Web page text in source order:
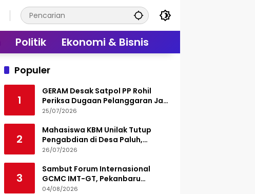
Politik Ekonomi & Bisnis
Populer
1
GERAM Desak Satpol PP Rohil
Periksa Dugaan Pelanggaran Jam
Operasional Hiburan Malam
25/07/2026
2
Mahasiswa KBM Unilak Tutup
Pengabdian di Desa Paluh,
Tinggalkan Jejak Edukasi Hukum
26/07/2026
3
Sambut Forum Internasional
GCMC IMT-GT, Pekanbaru
Matangkan Seluruh Persiapan
04/08/2026